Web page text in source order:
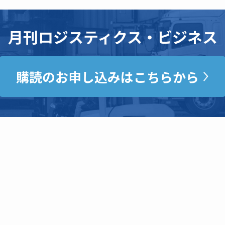
月刊ロジスティクス・ビジネス
購読のお申し込みはこちらから